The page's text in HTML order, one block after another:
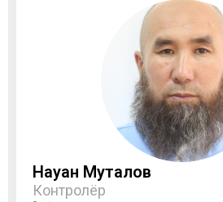
Науан Муталов
Контролёр